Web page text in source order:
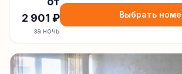
2 901 ₽
за ночь
Выбрать